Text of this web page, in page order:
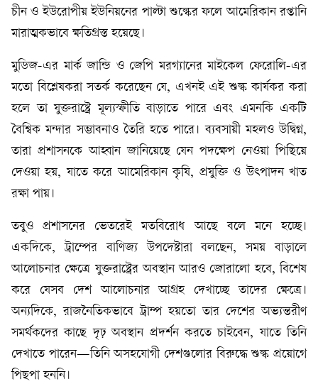
চীন ও ইউরোপীয় ইউনিয়নের পাল্টা শুল্কের ফলে আমেরিকান রপ্তানি
মারাত্মকভাবে ক্ষতিগ্রস্ত হয়েছে।
মুডিজ-এর মার্ক জান্ডি ও জেপি মরগ্যানের মাইকেল ফেরোলি-এর
মতো বিশ্লেষকরা সতর্ক করেছেন যে, এখনই এই শুল্ক কার্যকর করা
হলে তা যুক্তরাষ্ট্রে মূল্যস্ফীতি বাড়াতে পারে এবং এমনকি একটি
বৈশ্বিক মন্দার সম্ভাবনাও তৈরি হতে পারে। ব্যবসায়ী মহলও উদ্বিগ্ন,
তারা প্রশাসনকে আহ্বান জানিয়েছে যেন পদক্ষেপ নেওয়া পিছিয়ে
দেওয়া হয়, যাতে করে আমেরিকান কৃষি, প্রযুক্তি ও উৎপাদন খাত
রক্ষা পায়।
তবুও প্রশাসনের ভেতরেই মতবিরোধ আছে বলে মনে হচ্ছে।
একদিকে, ট্রাম্পের বাণিজ্য উপদেষ্টারা বলছেন, সময় বাড়ালে
আলোচনার ক্ষেত্রে যুক্তরাষ্ট্রের অবস্থান আরও জোরালো হবে, বিশেষ
করে যেসব দেশ আলোচনার আগ্রহ দেখাচ্ছে তাদের ক্ষেত্রে।
অন্যদিকে, রাজনৈতিকভাবে ট্রাম্প হয়তো তার দেশের অভ্যন্তরীণ
সমর্থকদের কাছে দৃঢ় অবস্থান প্রদর্শন করতে চাইবেন, যাতে তিনি
দেখাতে পারেন—তিনি অসহযোগী দেশগুলোর বিরুদ্ধে শুল্ক প্রয়োগে
পিছপা হননি।